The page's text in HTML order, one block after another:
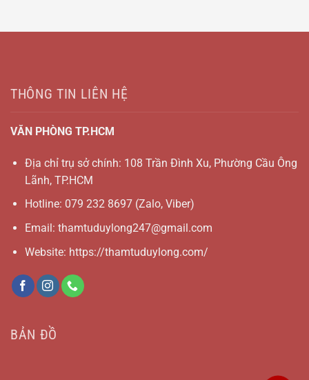
THÔNG TIN LIÊN HỆ
VĂN PHÒNG TP.HCM
Địa chỉ trụ sở chính: 108 Trần Đình Xu, Phường Cầu Ông
Lãnh, TP.HCM
Hotline: 079 232 8697(Zalo, Viber)
Email: thamtuduylong247@gmail.com
Website: https://thamtuduylong.com/
BẢN ĐỒ